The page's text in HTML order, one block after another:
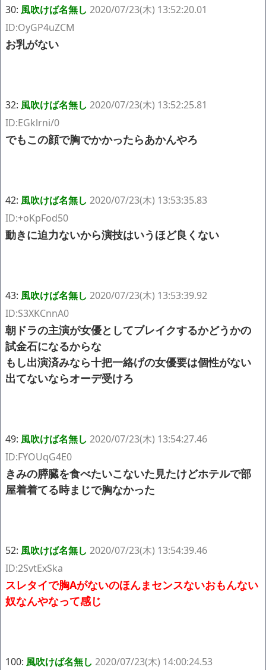
30: 風吹けば名無し 2020/07/23(木) 13:52:20.01
ID:OyGP4uZCM
お乳がない
32: 風吹けば名無し 2020/07/23(木) 13:52:25.81
ID:EGklrni/0
でもこの顔で胸でかかったらあかんやろ
42: 風吹けば名無し 2020/07/23(木) 13:53:35.83
ID:+oKpFod50
動きに迫力ないから演技はいうほど良くない
43: 風吹けば名無し 2020/07/23(木) 13:53:39.92
ID:S3XKCnnA0
朝ドラの主演が女優としてブレイクするかどうかの
試金石になるからな
もし出演済みなら十把一絡げの女優要は個性がない
出てないならオーデ受けろ
49: 風吹けば名無し 2020/07/23(木) 13:54:27.46
ID:FYOUqG4E0
きみの膵臓を食べたいこないた見たけどホテルで部
屋着着てる時まじで胸なかった
52: 風吹けば名無し 2020/07/23(木) 13:54:39.46
ID:2SvtExSka
スレタイで胸Aがないのほんまセンスないおもんない
奴なんやなって感じ
100: 風吹けば名無し 2020/07/23(木) 14:00:24.53